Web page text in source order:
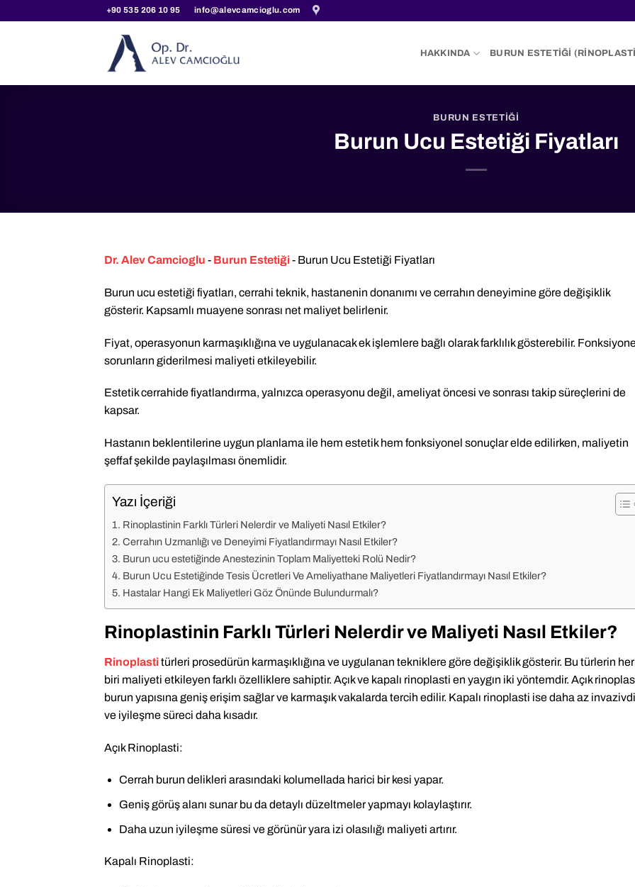
+90 535 206 10 95 info@alevcamcioglu.com
HAKKINDA BURUN ESTETIĞI
BURUN ESTETIĞI
Burun Ucu Estetiği Fiyatları
Dr. Alev Camcioglu - Burun Estetiği- Burun Ucu Estetiği Fiyatları
Burun ucu estetiği fiyatları, cerrahi teknik, hastanenin donanımı ve cerrahın deneyimine göre değişiklik
gösterir. Kapsamlı muayene sonrası net maliyet belirlenir.
Fiyat, operasyonun karmaşıklığına ve uygulanacak ek işlemlere bağlı olarak farklılık gösterebilir.
sorunların giderilmesi maliyeti etkileyebilir.
Estetik cerrahide fiyatlandırma, yalnızca operasyonu değil, ameliyat öncesi ve sonrası takip süreçlerini de
kapsar.
Hastanın beklentilerine uygun planlama ile hem estetik hem fonksiyonel sonuçlar elde edilirken, maliyetin
şeffaf şekilde paylaşılması önemlidir.
Yazı İçeriği
Rinoplastinin Farklı Türleri Nelerdir ve Maliyeti Nasıl Etkiler?
Cerrahın Uzmanlığı ve Deneyimi Fiyatlandırmayı Nasıl Etkiler?
Burun ucu estetiğinde Anestezinin Toplam Maliyetteki Rolü Nedir?
Burun Ucu Estetiğinde Tesis Ücretleri Ve Ameliyathane Maliyetleri Fiyatlandırmayı Nasıl Etkiler?
Hastalar Hangi Ek Maliyetleri Göz Önünde Bulundurmalı?
Rinoplastinin Farklı Türleri Nelerdir ve Maliyeti Nasıl Etkiler?
Rinoplastitürleri prosedürün karmaşıklığına ve uygulanan tekniklere göre değişiklik gösterir. Bu türlerin her
biri maliyeti etkileyen farklı özelliklere sahiptir. Açık ve kapalı rinoplasti en yaygın iki yöntemdir. Açık
burun yapısına geniş erişim sağlar ve karmaşık vakalarda tercih edilir. Kapalı rinoplasti ise daha az
ve iyileşme süreci daha kısadır.
Açık Rinoplasti:
Cerrah burun delikleri arasındaki kolumellada harici bir kesi yapar.
Geniş görüş alanı sunar bu da detaylı düzeltmeler yapmayı kolaylaştırır.
Daha uzun iyileşme süresi ve görünür yara izi olasılığı maliyeti artırır.
Kapalı Rinoplasti: